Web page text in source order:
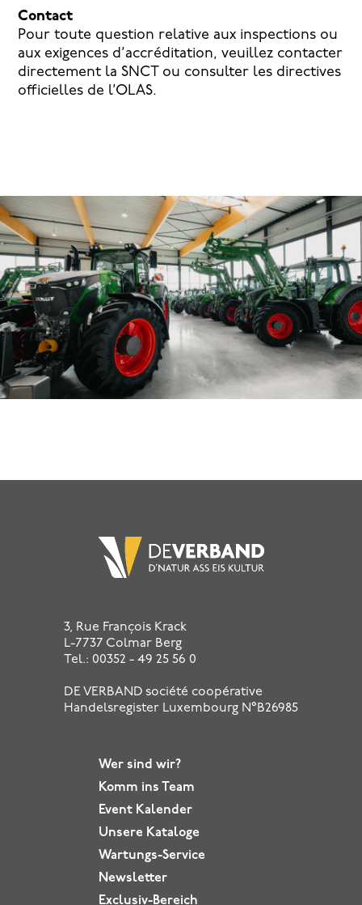
Contact
Pour toute question relative aux inspections ou
aux exigences d’accréditation, veuillez contacter
directement la SNCT ou consulter les directives
officielles de l’OLAS.
3, Rue François Krack
L-7737 Colmar Berg
Tel.: 00352 - 49 25 56 0
DE VERBAND société coopérative
Handelsregister Luxembourg N°B26985
Wer sind wir?
Komm ins
Team
Event Kalender
Unsere Kataloge
Wartungs-Service
Newsletter
Exclusiv-Bereich